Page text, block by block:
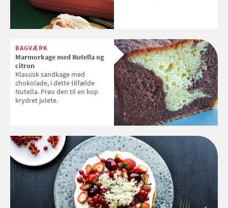
BAGVÆRK
Marmorkage med Nutella og
citron
Klassisk sandkage med
chokolade, i dette tilfælde
Nutella. Prøv den til en kop
krydret julete.